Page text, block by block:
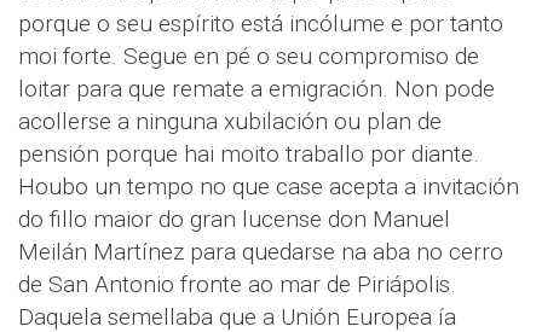
porque o seu espírito está incólume e por tanto
moi forte. Segue en pé o seu compromiso de
loitar para que remate a emigración. Non pode
acollerse a ninguna xubilación ou plan de
pensión porque hai moito traballo por diante.
Houbo un tempo no que case acepta a invitación
do fillo maior do gran lucense don Manuel
Meilán Martínez para quedarse na aba no cerro
de San Antonio fronte ao mar de Piriápolis.
Daquela semellaba que a Unión Europea ía